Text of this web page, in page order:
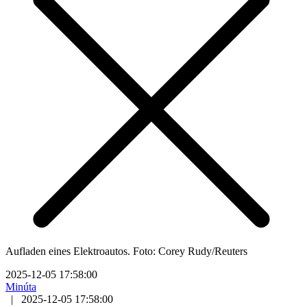
Aufladen eines Elektroautos. Foto: Corey Rudy/Reuters
2025-12-05 17:58:00
Minúta
|
2025-12-05 17:58:00